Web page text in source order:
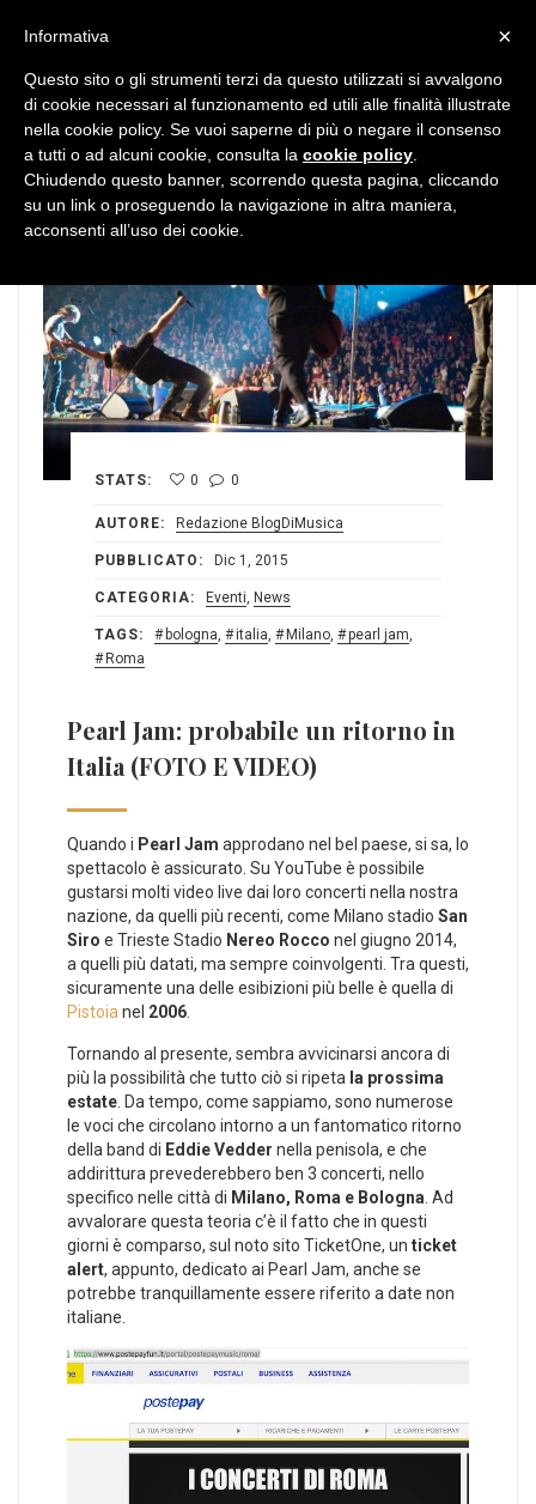
STATS: 0 0
AUTORE: Redazione BlogDiMusica
PUBBLICATO: Dic 1, 2015
CATEGORIA: Eventi, News
TAGS: bologna, italia, Milano, pearl jam,
Roma
Pearl Jam: probabile un ritorno in
Italia (FOTO E VIDEO)
Quando i Pearl Jam approdano nel bel paese, si sa, lo
spettacolo è assicurato. Su YouTube è possibile
gustarsi molti video live dai loro concerti nella nostra
nazione, da quelli più recenti, come Milano stadio San
Siro e Trieste Stadio Nereo Rocco nel giugno 2014,
a quelli più datati, ma sempre coinvolgenti. Tra questi,
sicuramente una delle esibizioni più belle è quella di
Pistoia nel 2006
Tornando al presente, sembra avvicinarsi ancora di
più la possibilità che tutto ciò si ripeta la prossima
estate . Da tempo, come sappiamo, sono numerose
le voci che circolano intorno a un fantomatico ritorno
della band di Eddie Vedder nella penisola, e che
addirittura prevederebbero ben 3 concerti, nello
specifico nelle città di Milano, Roma e Bologna . Ad
avvalorare questa teoria c’è il fatto che in questi
giorni è comparso, sul noto sito TicketOne, un ticket
alert, appunto, dedicato ai Pearl Jam, anche se
potrebbe tranquillamente essere riferito a date non
italiane.
×
Informativa
Questo sito o gli strumenti terzi da questo utilizzati si avvalgono
di cookie necessari al funzionamento ed utili alle finalità illustrate
nella cookie policy. Se vuoi saperne di più o negare il consenso
a tutti o ad alcuni cookie, consulta la cookie policy
Chiudendo questo banner, scorrendo questa pagina, cliccando
su un link o proseguendo la navigazione in altra maniera,
acconsenti all’uso dei cookie.